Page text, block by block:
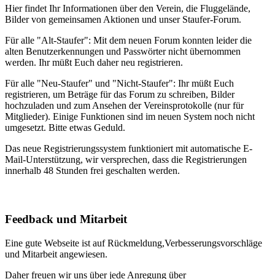
Hier findet Ihr Informationen über den Verein, die Fluggelände,
Bilder von gemeinsamen Aktionen und unser Staufer-Forum.
Für alle "Alt-Staufer": Mit dem neuen Forum konnten leider die
alten Benutzerkennungen und Passwörter nicht übernommen
werden. Ihr müßt Euch daher neu registrieren.
Für alle "Neu-Staufer" und "Nicht-Staufer": Ihr müßt Euch
registrieren, um Beträge für das Forum zu schreiben, Bilder
hochzuladen und zum Ansehen der Vereinsprotokolle (nur für
Mitglieder). Einige Funktionen sind im neuen System noch nicht
umgesetzt. Bitte etwas Geduld.
Das neue Registrierungssystem funktioniert mit automatische E-
Mail-Unterstützung, wir versprechen, dass die Registrierungen
innerhalb 48 Stunden frei geschalten werden.
Feedback und Mitarbeit
Eine gute Webseite ist auf Rückmeldung,Verbesserungsvorschläge
und Mitarbeit angewiesen.
Daher freuen wir uns über jede Anregung über